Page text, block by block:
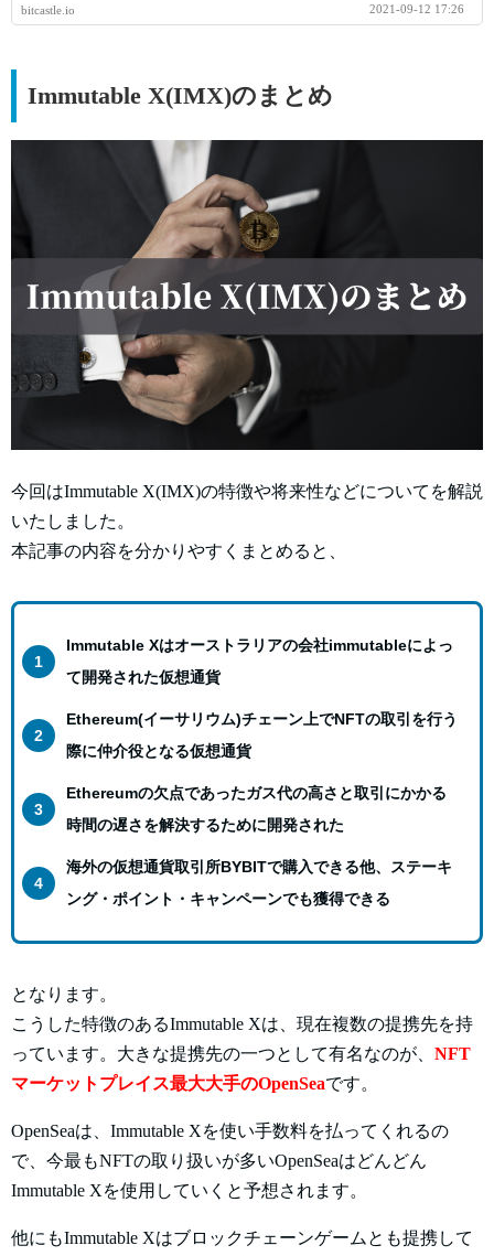
bitcastle.io
2021-09-12 17:26
Immutable X(IMX)のまとめ
今回はImmutable X(IMX)の特徴や将来性などについてを解説
いたしました。
本記事の内容を分かりやすくまとめると、
Immutable Xはオーストラリアの会社immutableによっ
て開発された仮想通貨
Ethereum(イーサリウム)チェーン上でNFTの取引を行う
際に仲介役となる仮想通貨
Ethereumの欠点であったガス代の高さと取引にかかる
時間の遅さを解決するために開発された
海外の仮想通貨取引所BYBITで購入できる他、ステーキ
ング・ポイント・キャンペーンでも獲得できる
となります。
こうした特徴のあるImmutable Xは、現在複数の提携先を持
っています。大きな提携先の一つとして有名なのが、 NFT
マーケットプレイス最大大手のOpenSeaです。
OpenSeaは、Immutable Xを使い手数料を払ってくれるの
で、今最もNFTの取り扱いが多いOpenSeaはどんどん
Immutable Xを使用していくと予想されます。
他にもImmutable Xはブロックチェーンゲームとも提携して